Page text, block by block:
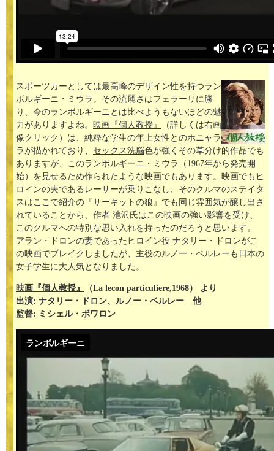
スポーツカーとしては最高峰のデザイン性を持つラン
ボルギーニ・ミウラ。その流麗さはフェラーリに勝
り、今のランボルギーニとは比べようもないほどの魅
力がありますよね。 映画『個人教授』
（詳しくは右画
像クリック）は、純粋な学生の年上女性とのホニャラ
ラが描かれており、 セックス洗脳色が強くその草分け的作品でも
ありますが、このランボルギーニ・ミウラ（1967年から発売開
始）を見せるため作られたような映画でもあります。映画でもヒ
ロインの夫であるレーサーが乗りこなし、そのクルマのステイタ
スはここで紹介の 『サーキットの狼』 でも同じ雰囲気が醸し出さ
れていることから、作者 池沢氏はこの映画の強い影響を受け、
このクルマへの特別な思い入れを持ったのだろうと思います。
アラン・ドロンの妻であったヒロイン役 ナタリー・ドロンがこ
の映画でブレイクしましたが、主役のルノー・ベルレーも日本の
女子学生に大人気となりました。
映画『個人教授』
（La lecon particuliere,1968） より
出演: ナタリー・ドロン、ルノー・ベルレー 他
監督: ミシェル・ボワロン